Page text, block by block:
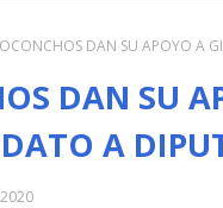
DAN SU APOYO A
DAN SU
A